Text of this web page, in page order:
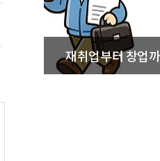
재취업부터 창업